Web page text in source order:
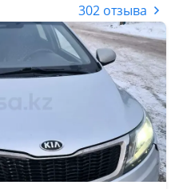
302 отзыва